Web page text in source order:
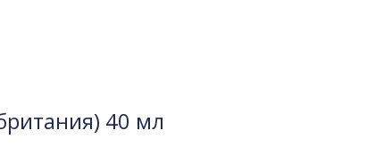
40 мл